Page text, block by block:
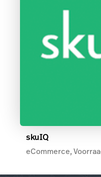
skuIQ
eCommerce,